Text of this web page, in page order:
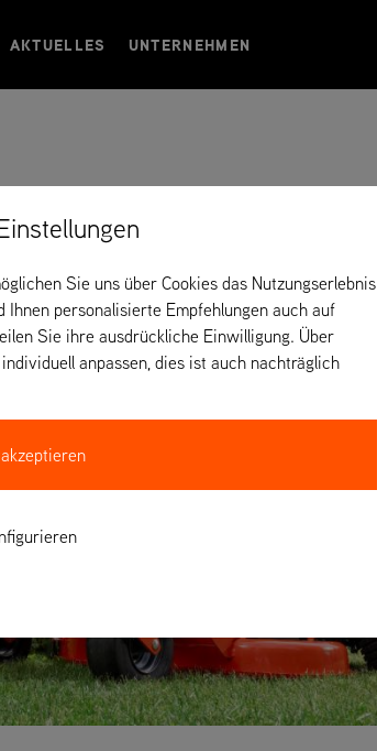
AKTUELLES UNTERNEHMEN
Sie uns über Cookies das Nutzungserlebnis
personalisierte Empfehlungen auch auf
Sie ihre ausdrückliche Einwilligung. Über
anpassen, dies ist auch nachträglich